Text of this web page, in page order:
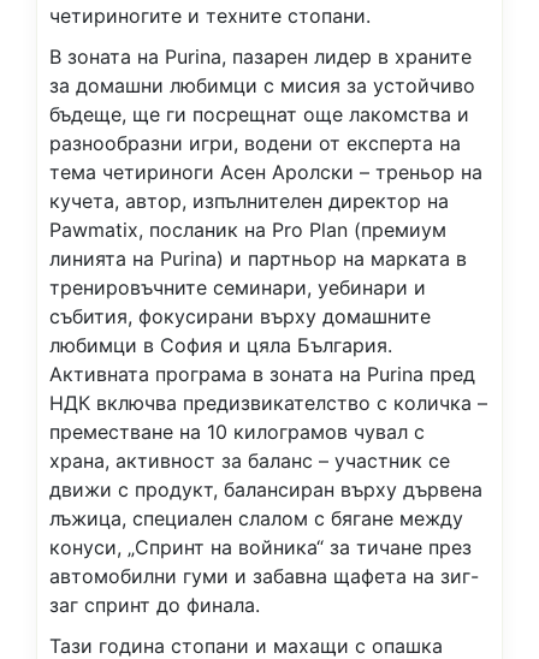
четириногите и техните стопани.
В зоната на Purina, пазарен лидер в храните
за домашни любимци с мисия за устойчиво
бъдеще, ще ги посрещнат още лакомства и
разнообразни игри, водени от експерта на
тема четириноги Асен Аролски – треньор на
кучета, автор, изпълнителен директор на
Pawmatix, посланик на Pro Plan (премиум
линията на Purina) и партньор на марката в
тренировъчните семинари, уебинари и
събития, фокусирани върху домашните
любимци в София и цяла България.
Активната програма в зоната на Purina пред
НДК включва предизвикателство с количка –
преместване на 10 килограмов чувал с
храна, активност за баланс – участник се
движи с продукт, балансиран върху дървена
лъжица, специален слалом с бягане между
конуси, „Спринт на войника“ за тичане през
автомобилни гуми и забавна щафета на зиг-
заг спринт до финала.
Тази година стопани и махащи с опашка